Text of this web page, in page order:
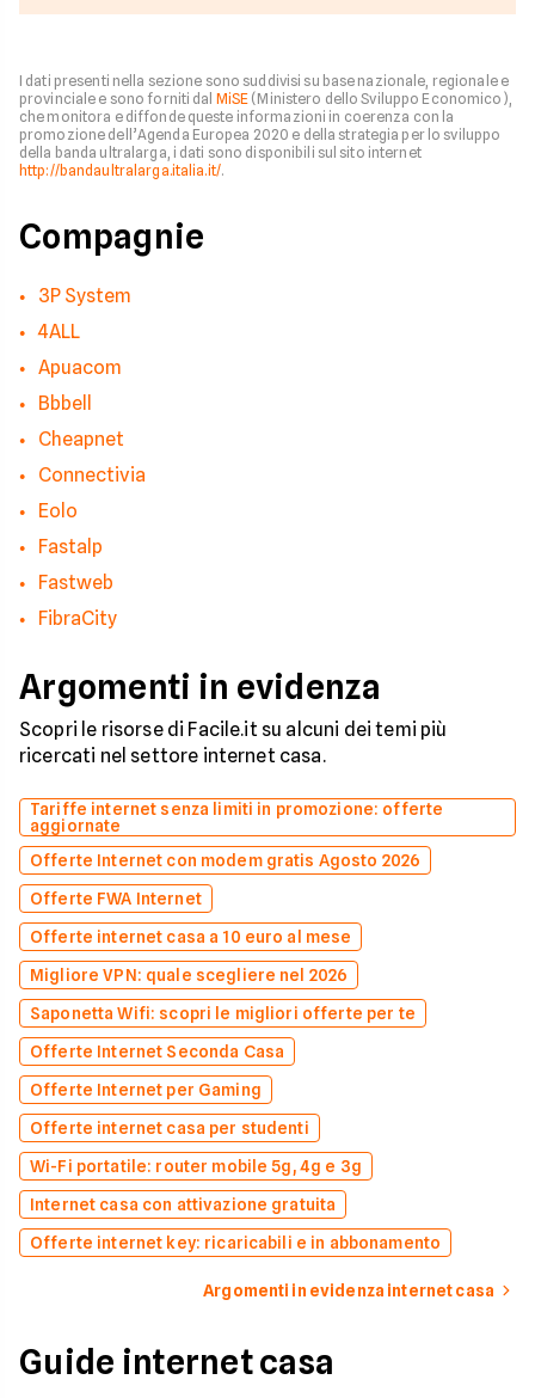
I dati presenti nella sezione sono suddivisi su base nazionale, regionale e
provinciale e sono forniti dal MiSE (Ministero dello Sviluppo Economico),
che monitora e diffonde queste informazioni in coerenza con la
promozione dell’Agenda Europea 2020 e della strategia per lo sviluppo
della banda ultralarga, i dati sono disponibili sul sito internet
http://bandaultralarga.italia.it/.
Compagnie
3P System
4ALL
Apuacom
Bbbell
Cheapnet
Connectivia
Eolo
Fastalp
Fastweb
FibraCity
Argomenti in evidenza
Scopri le risorse di Facile.it su alcuni dei temi più
ricercati nel settore internet casa.
Tariffe internet senza limiti in promozione: offerte
aggiornate
Offerte Internet con modem gratis Agosto 2026
Offerte FWA Internet
Offerte internet casa a 10 euro al mese
Migliore VPN: quale scegliere nel 2026
Saponetta Wifi: scopri le migliori offerte per te
Offerte Internet Seconda Casa
Offerte Internet per Gaming
Offerte internet casa per studenti
Wi-Fi portatile: router mobile 5g, 4g e 3g
Internet casa con attivazione gratuita
Offerte internet key: ricaricabili e in abbonamento
Argomenti in evidenza internet casa
Guide internet casa